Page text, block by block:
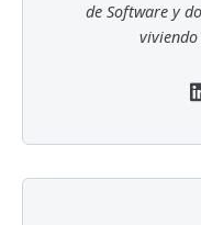
de Software y